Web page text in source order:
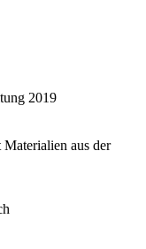
2019
aus der